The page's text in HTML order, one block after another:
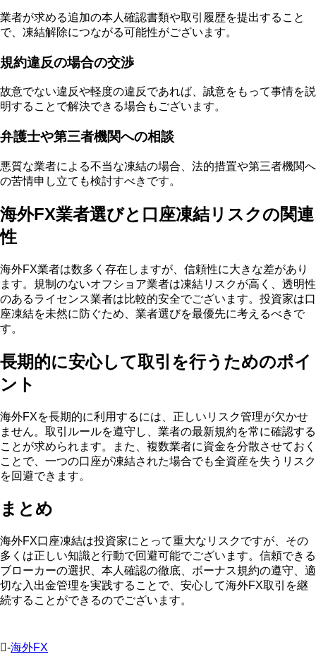
業者が求める追加の本人確認書類や取引履歴を提出すること
で、凍結解除につながる可能性がございます。
規約違反の場合の交渉
故意でない違反や軽度の違反であれば、誠意をもって事情を説
明することで解決できる場合もございます。
弁護士や第三者機関への相談
悪質な業者による不当な凍結の場合、法的措置や第三者機関へ
の苦情申し立ても検討すべきです。
海外FX業者選びと口座凍結リスクの関連
性
海外FX業者は数多く存在しますが、信頼性に大きな差があり
ます。規制のないオフショア業者は凍結リスクが高く、透明性
のあるライセンス業者は比較的安全でございます。投資家は口
座凍結を未然に防ぐため、業者選びを最優先に考えるべきで
す。
長期的に安心して取引を行うためのポイ
ント
海外FXを長期的に利用するには、正しいリスク管理が欠かせ
ません。取引ルールを遵守し、業者の最新規約を常に確認する
ことが求められます。また、複数業者に資金を分散させておく
ことで、一つの口座が凍結された場合でも全資産を失うリスク
を回避できます。
まとめ
海外FX口座凍結は投資家にとって重大なリスクですが、その
多くは正しい知識と行動で回避可能でございます。信頼できる
ブローカーの選択、本人確認の徹底、ボーナス規約の遵守、適
切な入出金管理を実践することで、安心して海外FX取引を継
続することができるのでございます。
-海外FX